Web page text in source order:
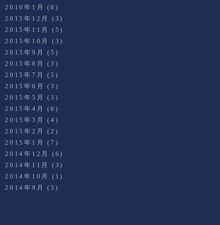
2016年1月
(8)
2015年12月
(3)
2015年11月
(5)
2015年10月
(3)
2015年9月
(5)
2015年8月
(3)
2015年7月
(5)
2015年6月
(3)
2015年5月
(3)
2015年4月
(6)
2015年3月
(4)
2015年2月
(2)
2015年1月
(7)
2014年12月
(6)
2014年11月
(3)
2014年10月
(1)
2014年9月
(3)